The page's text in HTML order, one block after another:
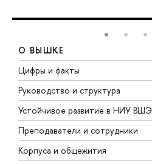
О ВЫШКЕ
Цифры и факты
Руководство и структура
Устойчивое развитие в НИУ ВШЭ
Преподаватели и сотрудники
Корпуса и общежития